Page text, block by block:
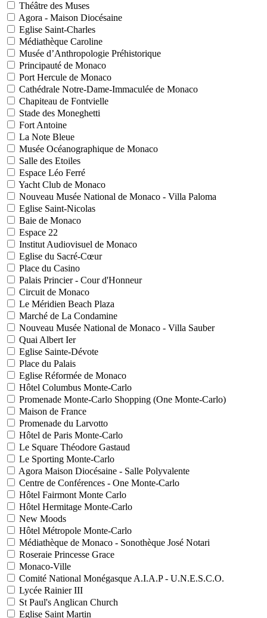
Théâtre des Muses
Agora - Maison Diocésaine
Eglise Saint-Charles
Médiathèque Caroline
Musée d’Anthropologie Préhistorique
Principauté de Monaco
Port Hercule de Monaco
Cathédrale Notre-Dame-Immaculée de Monaco
Chapiteau de Fontvielle
Stade des Moneghetti
Fort Antoine
La Note Bleue
Musée Océanographique de Monaco
Salle des Etoiles
Espace Léo Ferré
Yacht Club de Monaco
Nouveau Musée National de Monaco - Villa Paloma
Eglise Saint-Nicolas
Baie de Monaco
Espace 22
Institut Audiovisuel de Monaco
Eglise du Sacré-Cœur
Place du Casino
Palais Princier - Cour d'Honneur
Circuit de Monaco
Le Méridien Beach Plaza
Marché de La Condamine
Nouveau Musée National de Monaco - Villa Sauber
Quai Albert Ier
Eglise Sainte-Dévote
Place du Palais
Eglise Réformée de Monaco
Hôtel Columbus Monte-Carlo
Promenade Monte-Carlo Shopping (One Monte-Carlo)
Maison de France
Promenade du Larvotto
Hôtel de Paris Monte-Carlo
Le Square Théodore Gastaud
Le Sporting Monte-Carlo
Agora Maison Diocésaine - Salle Polyvalente
Centre de Conférences - One Monte-Carlo
Hôtel Fairmont Monte Carlo
Hôtel Hermitage Monte-Carlo
New Moods
Hôtel Métropole Monte-Carlo
Médiathèque de Monaco - Sonothèque José Notari
Roseraie Princesse Grace
Monaco-Ville
Comité National Monégasque A.I.A.P - U.N.E.S.C.O.
Lycée Rainier III
St Paul's Anglican Church
Eglise Saint Martin